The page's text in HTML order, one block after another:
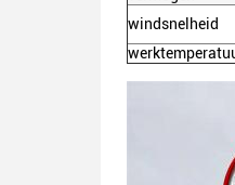
windsnelheid